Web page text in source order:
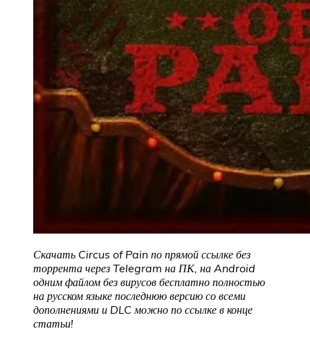
Скачать Circus of Pain по прямой ссылке без
торрента через Telegram на ПК, на Android
одним файлом без вирусов бесплатно полностью
на русском языке последнюю версию со всеми
дополнениями и DLC можно по ссылке в конце
статьи!